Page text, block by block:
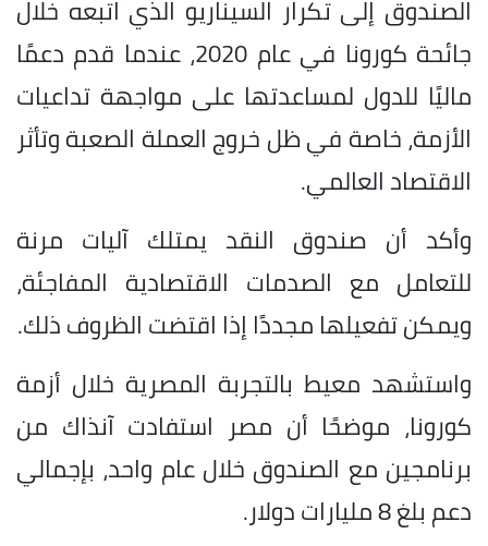
الصندوق إلى تكرار السيناريو الذي اتبعه خلال
جائحة كورونا في عام 2020، عندما قدم دعمًا
ماليًا للدول لمساعدتها على مواجهة تداعيات
الأزمة، خاصة في ظل خروج العملة الصعبة وتأثر
الاقتصاد العالمي.
وأكد أن صندوق النقد يمتلك آليات مرنة
للتعامل مع الصدمات الاقتصادية المفاجئة،
ويمكن تفعيلها مجددًا إذا اقتضت الظروف ذلك.
واستشهد معيط بالتجربة المصرية خلال أزمة
كورونا، موضحًا أن مصر استفادت آنذاك من
برنامجين مع الصندوق خلال عام واحد، بإجمالي
دعم بلغ 8 مليارات دولار.